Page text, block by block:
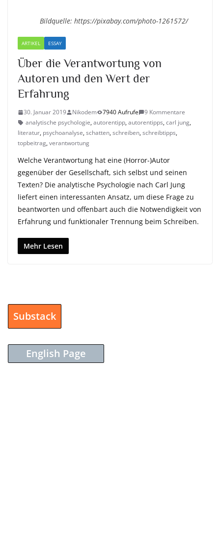
Bildquelle: https://pixabay.com/photo-1261572/
ARTIKEL ESSAY
Über die Verantwortung von
Autoren und den Wert der
Erfahrung
30. Januar 2019 Nikodem 7940 Aufrufe
9 Kommentare
analytische psychologie,autorentipp,autorentipps,carl jung,
literatur, psychoanalyse,schatten,schreiben,schreibtipps,
topbeitrag,verantwortung
Welche Verantwortung hat eine (Horror-)Autor
gegenüber der Gesellschaft, sich selbst und seinen
Texten? Die analytische Psychologie nach Carl Jung
liefert einen interessanten Ansatz, um diese Frage zu
beantworten und offenbart auch die Notwendigkeit von
Erfahrung und funktionaler Trennung beim Schreiben.
Mehr Lesen
Substack
English Page